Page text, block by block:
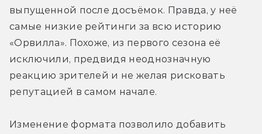
выпущенной после досъёмок. Правда, у неё
самые низкие рейтинги за всю историю
«Орвилла». Похоже, из первого сезона её
исключили, предвидя неоднозначную
реакцию зрителей и не желая рисковать
репутацией в самом начале.
Изменение формата позволило добавить